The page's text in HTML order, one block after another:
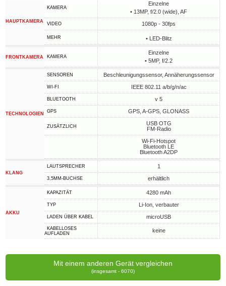
HAUPTKAMERA
KAMERA
Einzelne
• 13MP, f/2.0 (wide), AF
VIDEO 1080p - 30fps
MEHR • LED-Blitz
FRONTKAMERA KAMERA
Einzelne
• 5MP, f/2.2
TECHNOLOGIEN
SENSOREN Beschleunigungssensor, Annäherungssensor
WI-FI IEEE 802.11 a/b/g/n/ac
BLUETOOTH v 5
GPS GPS, A-GPS, GLONASS
ZUSÄTZLICH
USB OTG
FM-Radio
Wi-Fi-Hotspot
Bluetooth LE
Bluetooth A2DP
KLANG
LAUTSPRECHER 1
3,5MM-BUCHSE erhältlich
AKKU
KAPAZITÄT 4280 mAh
TYP Li-Ion, verbauter
LADEN ÜBER KABEL microUSB
KABELLOSES
AUFLADEN
keine
Mit einem anderen Gerät vergleichen
(insgesamt - 6070)